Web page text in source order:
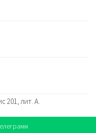
201, лит. А.